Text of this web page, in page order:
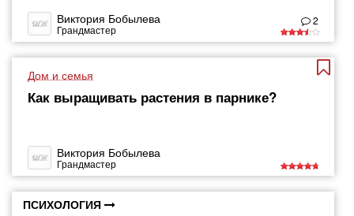
Виктория Бобылева
Грандмастер
2
Дом и семья
Как выращивать растения в парнике?
Виктория Бобылева
Грандмастер
ПСИХОЛОГИЯ